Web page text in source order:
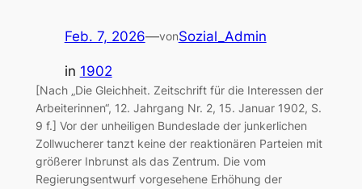
Feb. 7, 2026—vonSozial_Admin
in 1902
[Nach „Die Gleichheit. Zeitschrift für die Interessen der
Arbeiterinnen“, 12. Jahrgang Nr. 2, 15. Januar 1902, S.
9 f.] Vor der unheiligen Bundeslade der junkerlichen
Zollwucherer tanzt keine der reaktionären Parteien mit
größerer Inbrunst als das Zentrum. Die vom
Regierungsentwurf vorgesehene Erhöhung der